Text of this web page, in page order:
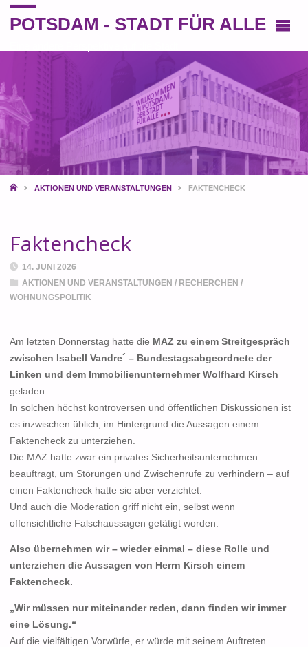
POTSDAM - STADT FÜR ALLE
STARTAKTIONEN UND VERANSTALTUNGEN FAKTENCHECK
Faktencheck
14. JUNI 2026
AKTIONEN UND VERANSTALTUNGEN / RECHERCHEN /
WOHNUNGSPOLITIK
Am letzten Donnerstag hatte die MAZ zu einem Streitgespräch
zwischen Isabell Vandre´ – Bundestagsabgeordnete der
Linken und dem Immobilienunternehmer Wolfhard Kirsch
geladen.
In solchen höchst kontroversen und öffentlichen Diskussionen ist
es inzwischen üblich, im Hintergrund die Aussagen einem
Faktencheck zu unterziehen.
Die MAZ hatte zwar ein privates Sicherheitsunternehmen
beauftragt, um Störungen und Zwischenrufe zu verhindern – auf
einen Faktencheck hatte sie aber verzichtet.
Und auch die Moderation griff nicht ein, selbst wenn
offensichtliche Falschaussagen getätigt worden.
Also übernehmen wir – wieder einmal – diese Rolle und
unterziehen die Aussagen von Herrn Kirsch einem
Faktencheck.
„Wir müssen nur miteinander reden, dann finden wir immer
eine Lösung.“
Auf die vielfältigen Vorwürfe, er würde mit seinem Auftreten